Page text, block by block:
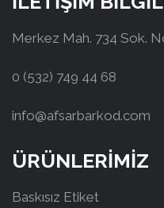
Merkez Mah. 734 Sok.
0 (532) 749 44 68
info@afsarbarkod.com
ÜRÜNLERİMİZ
Baskısız Etiket